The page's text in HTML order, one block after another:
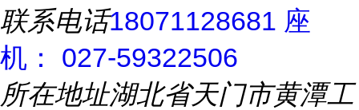
联系电话18071128681 座
机： 027-59322506
所在地址湖北省天门市黄潭工